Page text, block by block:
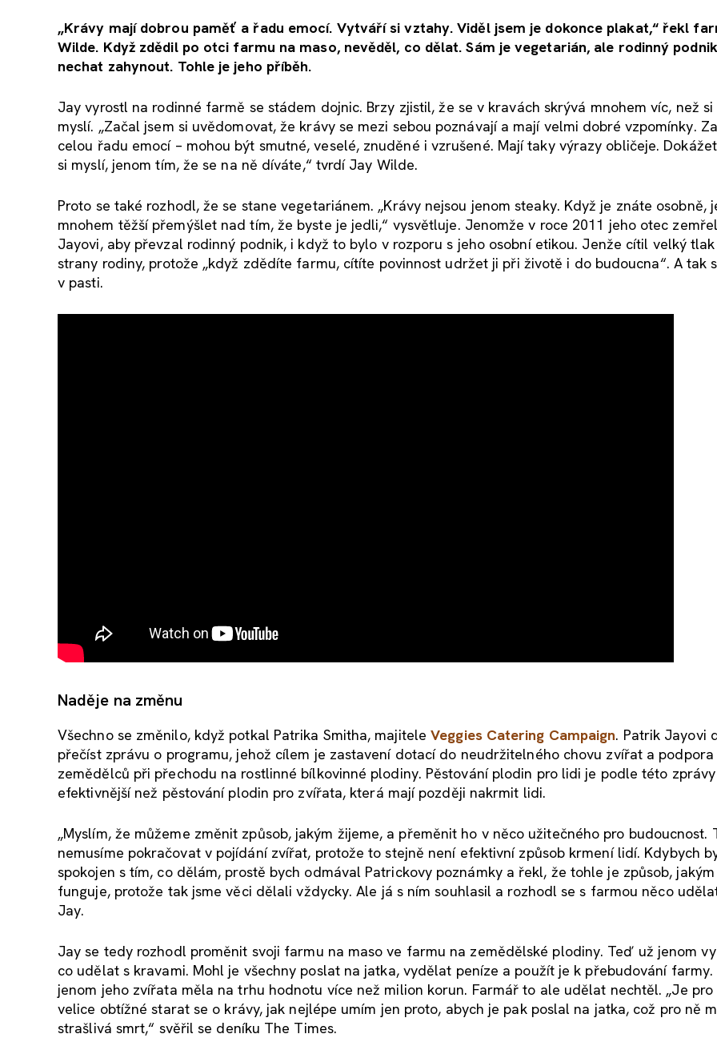
„Krávy mají dobrou paměť a řadu emocí. Vytváří si vztahy. Viděl jsem je dokonce plakat,“ řekl
Wilde. Když zdědil po otci farmu na maso, nevěděl, co dělat. Sám je vegetarián, ale rodinný
nechat zahynout. Tohle je jeho příběh.
Jay vyrostl na rodinné farmě se stádem dojnic. Brzy zjistil, že se v kravách skrývá mnohem víc, než
myslí. „Začal jsem si uvědomovat, že krávy se mezi sebou poznávají a mají velmi dobré vzpomínky.
celou řadu emocí – mohou být smutné, veselé, znuděné i vzrušené. Mají taky výrazy obličeje.
si myslí, jenom tím, že se na ně díváte,“ tvrdí Jay Wilde.
Proto se také rozhodl, že se stane vegetariánem. „Krávy nejsou jenom steaky. Když je znáte osobně,
mnohem těžší přemýšlet nad tím, že byste je jedli,“ vysvětluje. Jenomže v roce 2011 jeho otec
Jayovi, aby převzal rodinný podnik, i když to bylo v rozporu s jeho osobní etikou. Jenže cítil velký
strany rodiny, protože „když zdědíte farmu, cítíte povinnost udržet ji při životě i do budoucna“. A tak
v pasti.
Naděje na změnu
Všechno se změnilo, když potkal Patrika Smitha, majiteleVeggies Catering Campaign. Patrik Jayovi
přečíst zprávu o programu, jehož cílem je zastavení dotací do neudržitelného chovu zvířat a podpora
zemědělců při přechodu na rostlinné bílkovinné plodiny. Pěstování plodin pro lidi je podle této
efektivnější než pěstování plodin pro zvířata, která mají později nakrmit lidi.
„Myslím, že můžeme změnit způsob, jakým žijeme, a přeměnit ho v něco užitečného pro budoucnost.
nemusíme pokračovat v pojídání zvířat, protože to stejně není efektivní způsob krmení lidí. Kdybych
spokojen s tím, co dělám, prostě bych odmával Patrickovy poznámky a řekl, že tohle je způsob,
funguje, protože tak jsme věci dělali vždycky. Ale já s ním souhlasil a rozhodl se s farmou něco
Jay.
Jay se tedy rozhodl proměnit svoji farmu na maso ve farmu na zemědělské plodiny. Teď už jenom
co udělat s kravami. Mohl je všechny poslat na jatka, vydělat peníze a použít je k přebudování farmy.
jenom jeho zvířata měla na trhu hodnotu více než milion korun. Farmář to ale udělat nechtěl. „Je pro
velice obtížné starat se o krávy, jak nejlépe umím jen proto, abych je pak poslal na jatka, což pro ně
strašlivá smrt,“ svěřil se deníku The Times.